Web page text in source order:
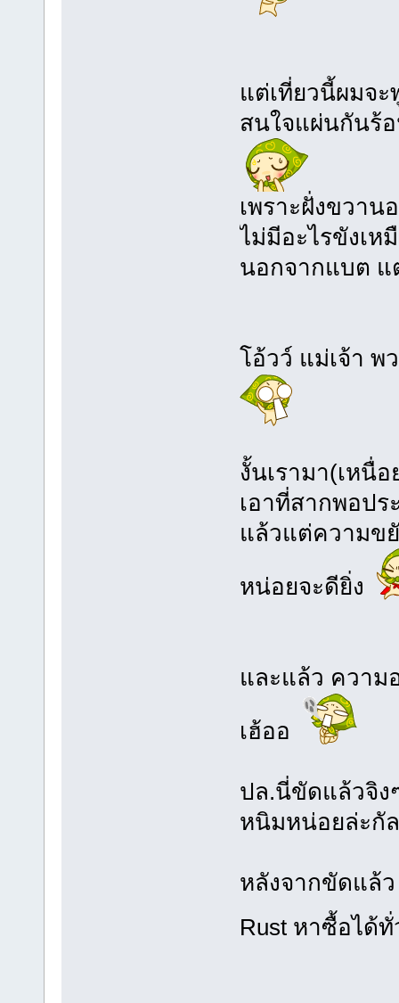
แต่เที่ยวนี้ผมจ
สนใจแผ่นกันร้
เพราะฝั่งขวา
ไม่มีอะไรขังเห
นอกจากแบต
โอ้วว์ แม่เจ้า
งั้นเรามา(เหนื่
เอาที่สากพอป
แล้วแต่ความข
หน่อยจะดียิ่ง
และแล้ว ควา
เฮ้ออ
ปล.นี่ขัดแล้วจิง
หนิมหน่อยล่ะกั
หลังจากขัดแล้ว
Rust หาซื้อได้